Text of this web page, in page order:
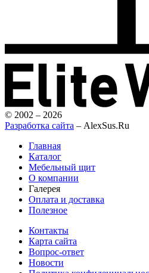
© 2002 – 2026
Разработка сайта – AlexSus.Ru
Главная
Каталог
Мебельный щит
О компании
Галерея
Оплата и доставка
Полезное
Контакты
Карта сайта
Вопрос-ответ
Новости